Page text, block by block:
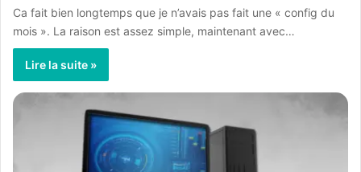
Ca fait bien longtemps que je n’avais pas fait une « config du
mois ». La raison est assez simple, maintenant avec…
Lire la suite »